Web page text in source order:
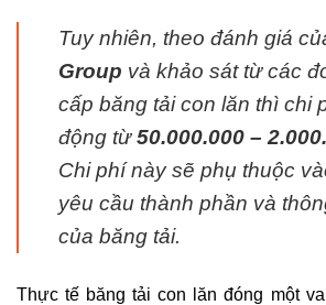
Tuy nhiên, theo đánh giá
Group và khảo sát từ các
cấp băng tải con lăn thì chi
động từ50.000.000 –
Chi phí này sẽ phụ thuộc
yêu cầu thành phần và
của băng tải.
Thực tế băng tải con lăn đóng một